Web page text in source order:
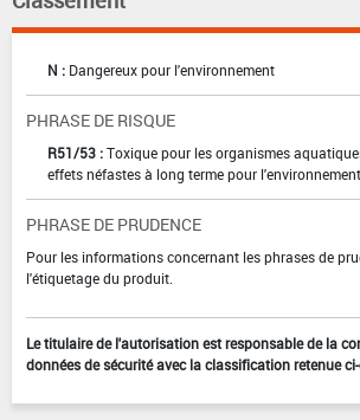
N : Dangereux pour l'environnement
PHRASE DE RISQUE
R51/53 :Toxique pour les organismes
effets néfastes à long terme pour
PHRASE DE PRUDENCE
Pour les informations concernant les phrases de
l'étiquetage du produit.
Le titulaire de l'autorisation est responsable de la
données de sécurité avec la classification retenue